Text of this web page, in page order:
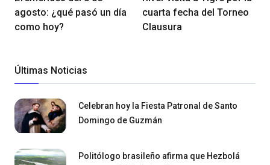
agosto: ¿qué pasó un día
como hoy?
cuarta fecha del Torneo
Clausura
Últimas Noticias
Celebran hoy la Fiesta Patronal de Santo
Domingo de Guzmán
Politólogo brasileño afirma que Hezbolá